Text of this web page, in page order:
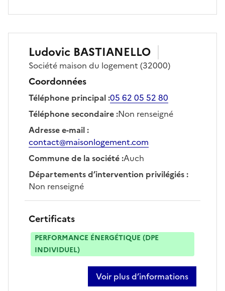
Ludovic BASTIANELLO
Société maison du logement (32000)
Coordonnées
Téléphone principal:05 62 05 52 80
Téléphone secondaire:Non renseigné
Adresse e-mail:
contact@maisonlogement.com
Commune de la société:Auch
Départements d’intervention privilégiés:
Non renseigné
Certificats
PERFORMANCE ÉNERGÉTIQUE (DPE
INDIVIDUEL)
Voir plus d’informations
sur ludovic bastianello